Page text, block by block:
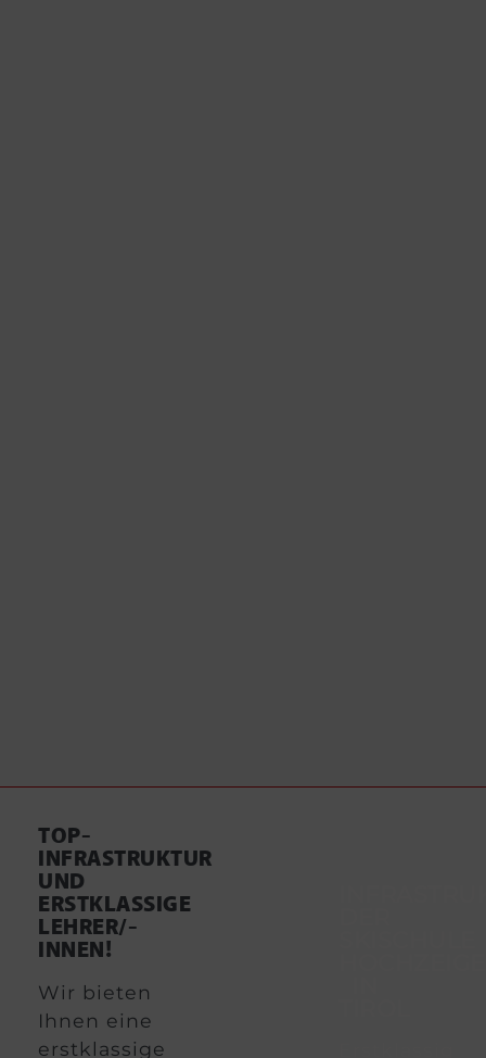
TOP-
INFRASTRUKTUR
UND
ERSTKLASSIGE
LEHRER/-
INNEN!
Wir bieten
Ihnen eine
erstklassige